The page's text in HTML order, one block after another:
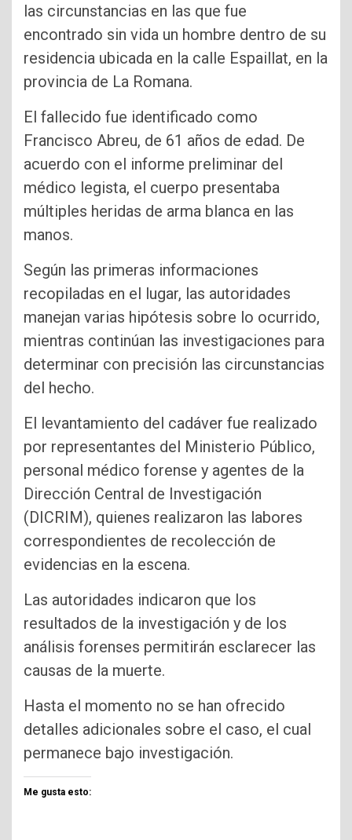
las circunstancias en las que fue
encontrado sin vida un hombre dentro de su
residencia ubicada en la calle Espaillat, en la
provincia de La Romana.
El fallecido fue identificado como
Francisco Abreu, de 61 años de edad. De
acuerdo con el informe preliminar del
médico legista, el cuerpo presentaba
múltiples heridas de arma blanca en las
manos.
Según las primeras informaciones
recopiladas en el lugar, las autoridades
manejan varias hipótesis sobre lo ocurrido,
mientras continúan las investigaciones para
determinar con precisión las circunstancias
del hecho.
El levantamiento del cadáver fue realizado
por representantes del Ministerio Público,
personal médico forense y agentes de la
Dirección Central de Investigación
(DICRIM), quienes realizaron las labores
correspondientes de recolección de
evidencias en la escena.
Las autoridades indicaron que los
resultados de la investigación y de los
análisis forenses permitirán esclarecer las
causas de la muerte.
Hasta el momento no se han ofrecido
detalles adicionales sobre el caso, el cual
permanece bajo investigación.
Me gusta esto: